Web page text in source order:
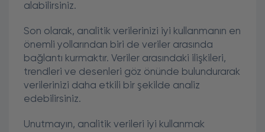
alabilirsiniz.
Son olarak, analitik verilerinizi iyi kullanmanın en
önemli yollarından biri de veriler arasında
bağlantı kurmaktır. Veriler arasındaki ilişkileri,
trendleri ve desenleri göz önünde bulundurarak
verilerinizi daha etkili bir şekilde analiz
edebilirsiniz.
Unutmayın, analitik verileri iyi kullanmak